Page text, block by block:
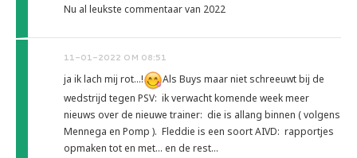
Nu al leukste commentaar van 2022
11-01-2022 OM 08:51
ja ik lach mij rot...!
Als Buys maar niet schreeuwt bij de
wedstrijd tegen PSV: ik verwacht komende week meer
nieuws over de nieuwe trainer: die is allang binnen ( volgens
Mennega en Pomp ). Fleddie is een soort AIVD: rapportjes
opmaken tot en met... en de rest...